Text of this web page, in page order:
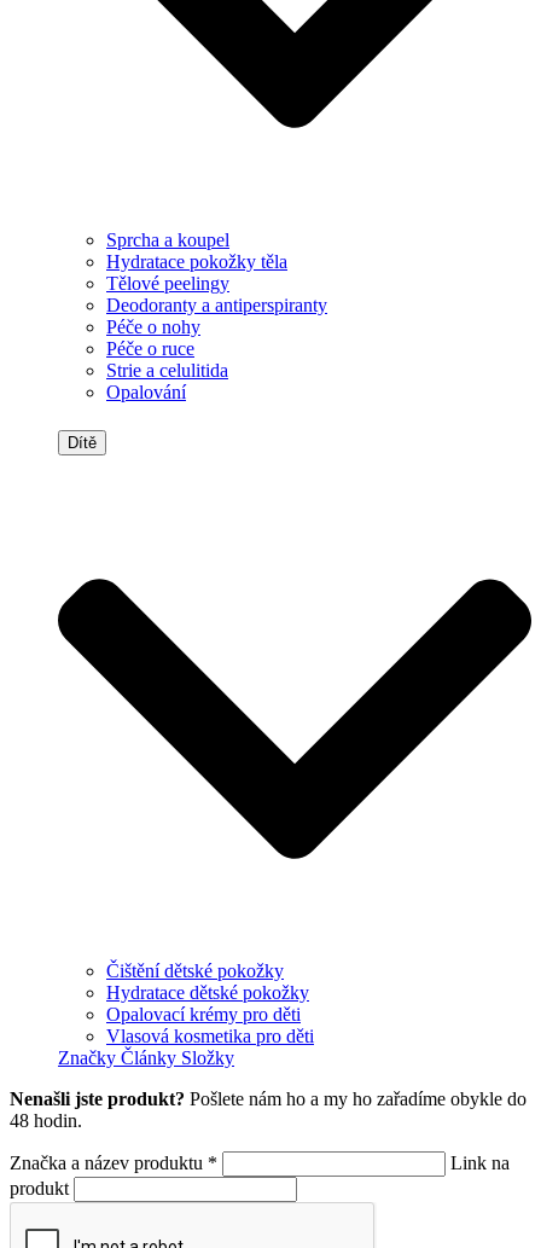
Sprcha a koupel
Hydratace pokožky těla
Tělové peelingy
Deodoranty a antiperspiranty
Péče o nohy
Péče o ruce
Strie a celulitida
Opalování
Dítě
Čištění dětské pokožky
Hydratace dětské pokožky
Opalovací krémy pro děti
Vlasová kosmetika pro děti
Značky Články Složky
Nenašli jste produkt? Pošlete nám ho a my ho zařadíme obykle do
48 hodin.
Značka a název produktu *
Link na
produkt